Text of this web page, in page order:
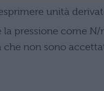
unità
pressione come N/
non sono